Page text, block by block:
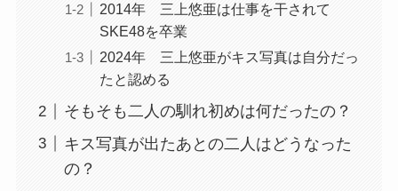
2014年 三上悠亜は仕事を干されて
SKE48を卒業
2024年 三上悠亜がキス写真は自分だっ
たと認める
そもそも二人の馴れ初めは何だったの？
キス写真が出たあとの二人はどうなった
の？